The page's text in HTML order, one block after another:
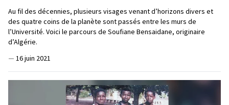
Au fil des décennies, plusieurs visages venant d’horizons divers et
des quatre coins de la planète sont passés entre les murs de
l’Université. Voici le parcours de Soufiane Bensaidane, originaire
d’Algérie.
— 16 juin 2021